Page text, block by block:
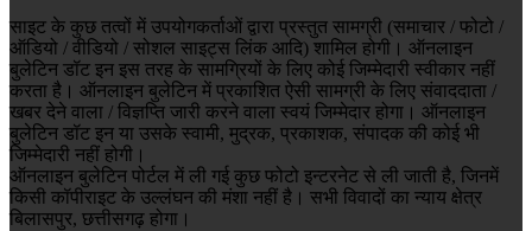
साइट के कुछ तत्वों में उपयोगकर्ताओं द्वारा प्रस्तुत सामग्री (समाचार / फोटो /
ऑडियो / वीडियो / सोशल साइट्स लिंक आदि) शामिल होगी। ऑनलाइन
बुलेटिन डॉट इन इस तरह के सामग्रियों के लिए कोई जिम्मेदारी स्वीकार नहीं
करता है। ऑनलाइन बुलेटिन में प्रकाशित ऐसी सामग्री के लिए संवाददाता /
खबर देने वाला / विज्ञप्ति जारी करने वाला स्वयं जिम्मेदार होगा। ऑनलाइन
बुलेटिन डॉट इन या उसके स्वामी, मुद्रक, प्रकाशक, संपादक की कोई भी
जिम्मेदारी नहीं होगी।
ऑनलाइन बुलेटिन पोर्टल में ली गई कुछ फोटो इन्टरनेट से ली जाती है, जिनमें
किसी कॉपीराइट के उल्लंघन की मंशा नहीं है। सभी विवादों का न्याय क्षेत्र
बिलासपुर, छत्तीसगढ़ होगा।